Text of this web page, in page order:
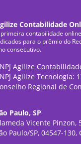
Contabilidade
contabilidade
para o prêmio do
consecutivo.
Agilize
Agilize Tecnologia:
Regional de
Paulo, SP
Vicente Pinzon,
Paulo/SP, 04547-130,